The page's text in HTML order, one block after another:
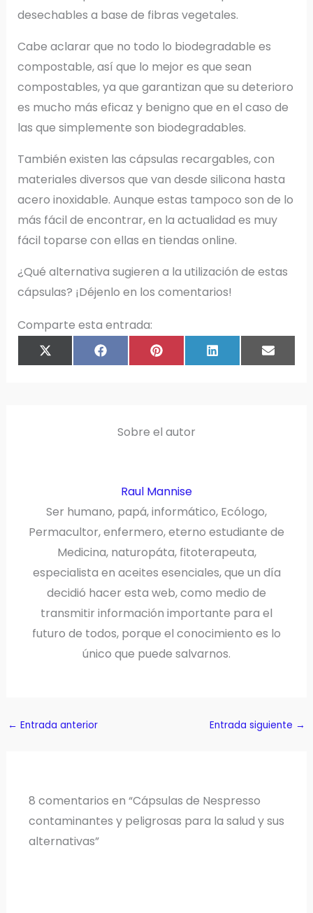
desechables a base de fibras vegetales.
Cabe aclarar que no todo lo biodegradable es
compostable, así que lo mejor es que sean
compostables, ya que garantizan que su deterioro
es mucho más eficaz y benigno que en el caso de
las que simplemente son biodegradables.
También existen las cápsulas recargables, con
materiales diversos que van desde silicona hasta
acero inoxidable. Aunque estas tampoco son de lo
más fácil de encontrar, en la actualidad es muy
fácil toparse con ellas en tiendas online.
¿Qué alternativa sugieren a la utilización de estas
cápsulas? ¡Déjenlo en los comentarios!
Comparte esta entrada:
COMPARTIR
EN
X
T
COMPARTIR
F
C
COMPARTIR
P
N
COMPARTIR
EN
L
N
E
A
Sobre el autor
Raul Mannise
Ser humano, papá, informático, Ecólogo,
Permacultor, enfermero, eterno estudiante de
Medicina, naturopáta, fitoterapeuta,
especialista en aceites esenciales, que un día
decidió hacer esta web, como medio de
transmitir información importante para el
futuro de todos, porque el conocimiento es lo
único que puede salvarnos.
← Entrada anterior Entrada siguiente →
8 comentarios en “Cápsulas de Nespresso
contaminantes y peligrosas para la salud y sus
alternativas”